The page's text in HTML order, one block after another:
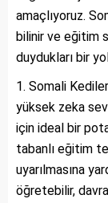
amaçlıyoruz.
bilinir ve eğitim
duydukları bir
Somali
yüksek zeka
için ideal bir
tabanlı eğitim
uyarılmasına
öğretebilir,